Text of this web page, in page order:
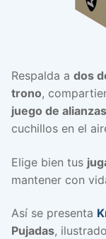
Respalda a dos
trono,
juego de alianzas
cuchillos en el
Elige bien tus
mantener con
Así se presenta
Pujadas,